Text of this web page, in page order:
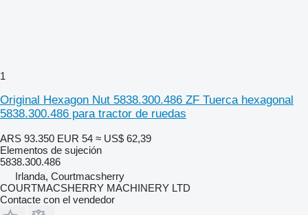
1
Original Hexagon Nut 5838.300.486 ZF Tuerca hexagonal
5838.300.486 para tractor de ruedas
ARS 93.350 EUR 54 ≈ US$ 62,39
Elementos de sujeción
5838.300.486
Irlanda, Courtmacsherry
COURTMACSHERRY MACHINERY LTD
Contacte con el vendedor